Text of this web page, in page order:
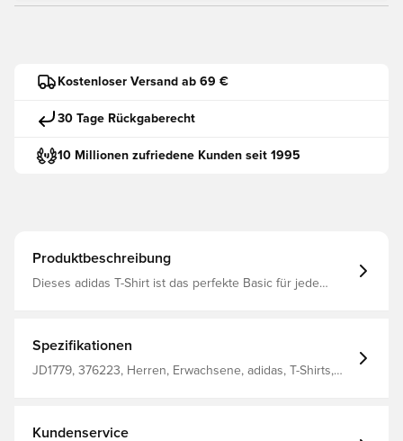
Kostenloser Versand ab 69 €
30 Tage Rückgaberecht
10 Millionen zufriedene Kunden seit 1995
Produktbeschreibung
Dieses adidas T-Shirt ist das perfekte Basic für jede
Shirt außerdem einen sportlichen Touch. Egal, ob für
unter der Woche oder an Wochenenden – dieses T-Shirt
ist dein perfekter Begleiter. Dieses Model ist 185 cm groß
Spezifikationen
JD1779, 376223, Herren, Erwachsene, adidas, T-Shirts,
Kundenservice